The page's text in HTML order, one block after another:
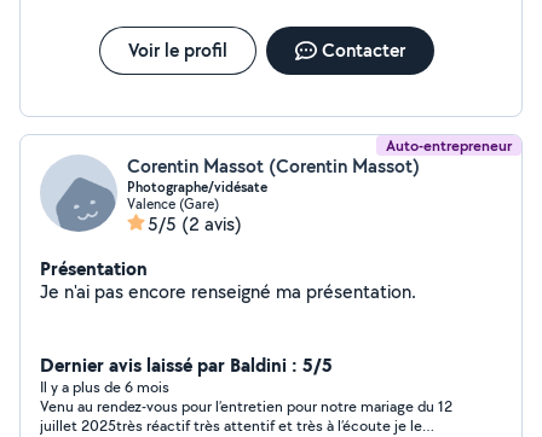
Voir le profil Contacter
Auto-entrepreneur
Corentin Massot (Corentin Massot)
Photographe/vidésate
Valence (Gare)
5/5 (2 avis)
Présentation
Je n'ai pas encore renseigné ma présentation.
Dernier avis laissé par Baldini : 5/5
Il y a plus de 6 mois
Venu au rendez-vous pour l’entretien pour notre mariage du 12
juillet 2025très réactif très attentif et très à l’écoute je le